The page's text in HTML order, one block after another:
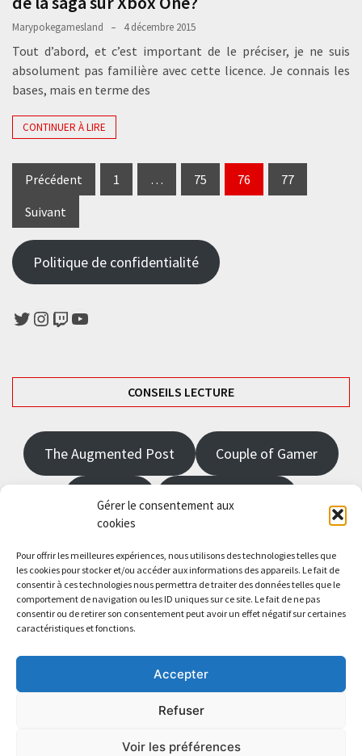
Gérer le consentement aux
cookies
Pour offrir les meilleures expériences, nous utilisons des technologies telles que
les cookies pour stocker et/ou accéder aux informations des appareils. Le fait de
consentir à ces technologies nous permettra de traiter des données telles que le
comportement de navigation ou les ID uniques sur ce site. Le fait de ne pas
consentir ou de retirer son consentement peut avoir un effet négatif sur certaines
caractéristiques et fonctions.
Accepter
Refuser
Voir les préférences
Marypokegamesland 4 décembre 2015
Tout d’abord, et c’est important de le préciser, je ne suis
absolument pas familière avec cette licence. Je connais les
bases, mais en terme des
CONTINUER À LIRE
Pagination
des
publications
Précédent 1 … 75 76
77
Suivant
Politique de confidentialité
Twitter
Instagram
TwitchYouTube
CONSEILS LECTURE
The Augmented Post Couple of Gamer
JRPGFR State of Gaming
Saisissez votre adresse e-mail…
Abonnez-vous
Themes.